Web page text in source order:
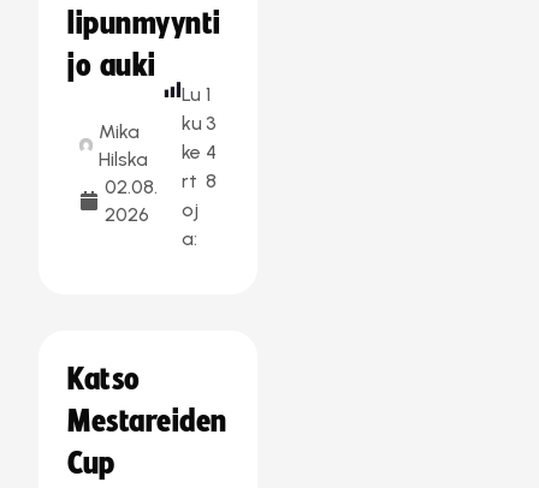
lipunmyynti
jo auki
Mika
Hilska
02.08.
2026
Lu
ku
ke
rt
oj
a:
1
3
4
8
Katso
Mestareiden
Cup